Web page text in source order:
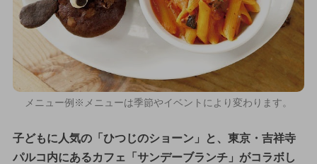
メニュー例※メニューは季節やイベントにより変わります。
子どもに人気の「ひつじのショーン」と、東京・吉祥寺
パルコ内にあるカフェ「サンデーブランチ」がコラボし